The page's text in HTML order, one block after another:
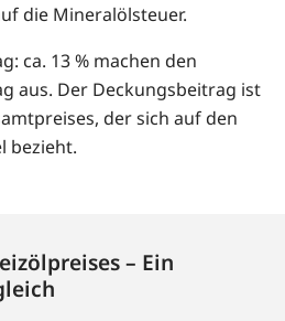
die Mineralölsteuer.
ca. 13 % machen den
aus. Der Deckungsbeitrag ist
der sich auf den
bezieht.
– Ein